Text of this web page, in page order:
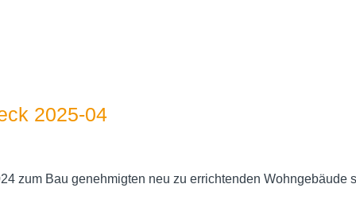
2025-04
zum Bau genehmigten neu zu errichtenden Wohngebäude